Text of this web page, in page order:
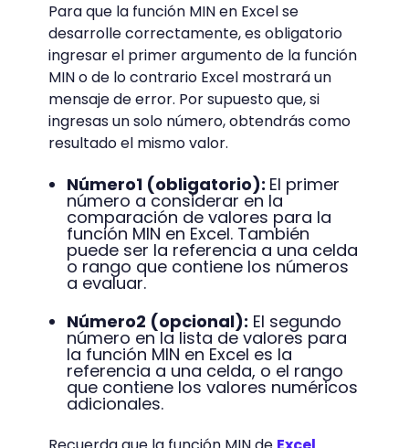
Para que la función MIN en Excel se
desarrolle correctamente, es obligatorio
ingresar el primer argumento de la función
MIN o de lo contrario Excel mostrará un
mensaje de error. Por supuesto que, si
ingresas un solo número, obtendrás como
resultado el mismo valor.
Número1 (obligatorio): El primer
número a considerar en la
comparación de valores para la
función MIN en Excel. También
puede ser la referencia a una celda
o rango que contiene los números
a evaluar.
Número2 (opcional): El segundo
número en la lista de valores para
la función MIN en Excel es la
referencia a una celda, o el rango
que contiene los valores numéricos
adicionales.